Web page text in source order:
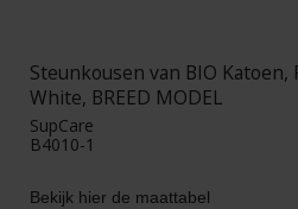
Steunkousen van BIO Katoen,
White, BREED MODEL
SupCare
B4010-1
Bekijk hier de maattabel